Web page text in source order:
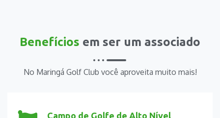
Benefícios em ser um associado
No Maringá Golf Club você aproveita muito mais!
Campo de Golfe de Alto Nível